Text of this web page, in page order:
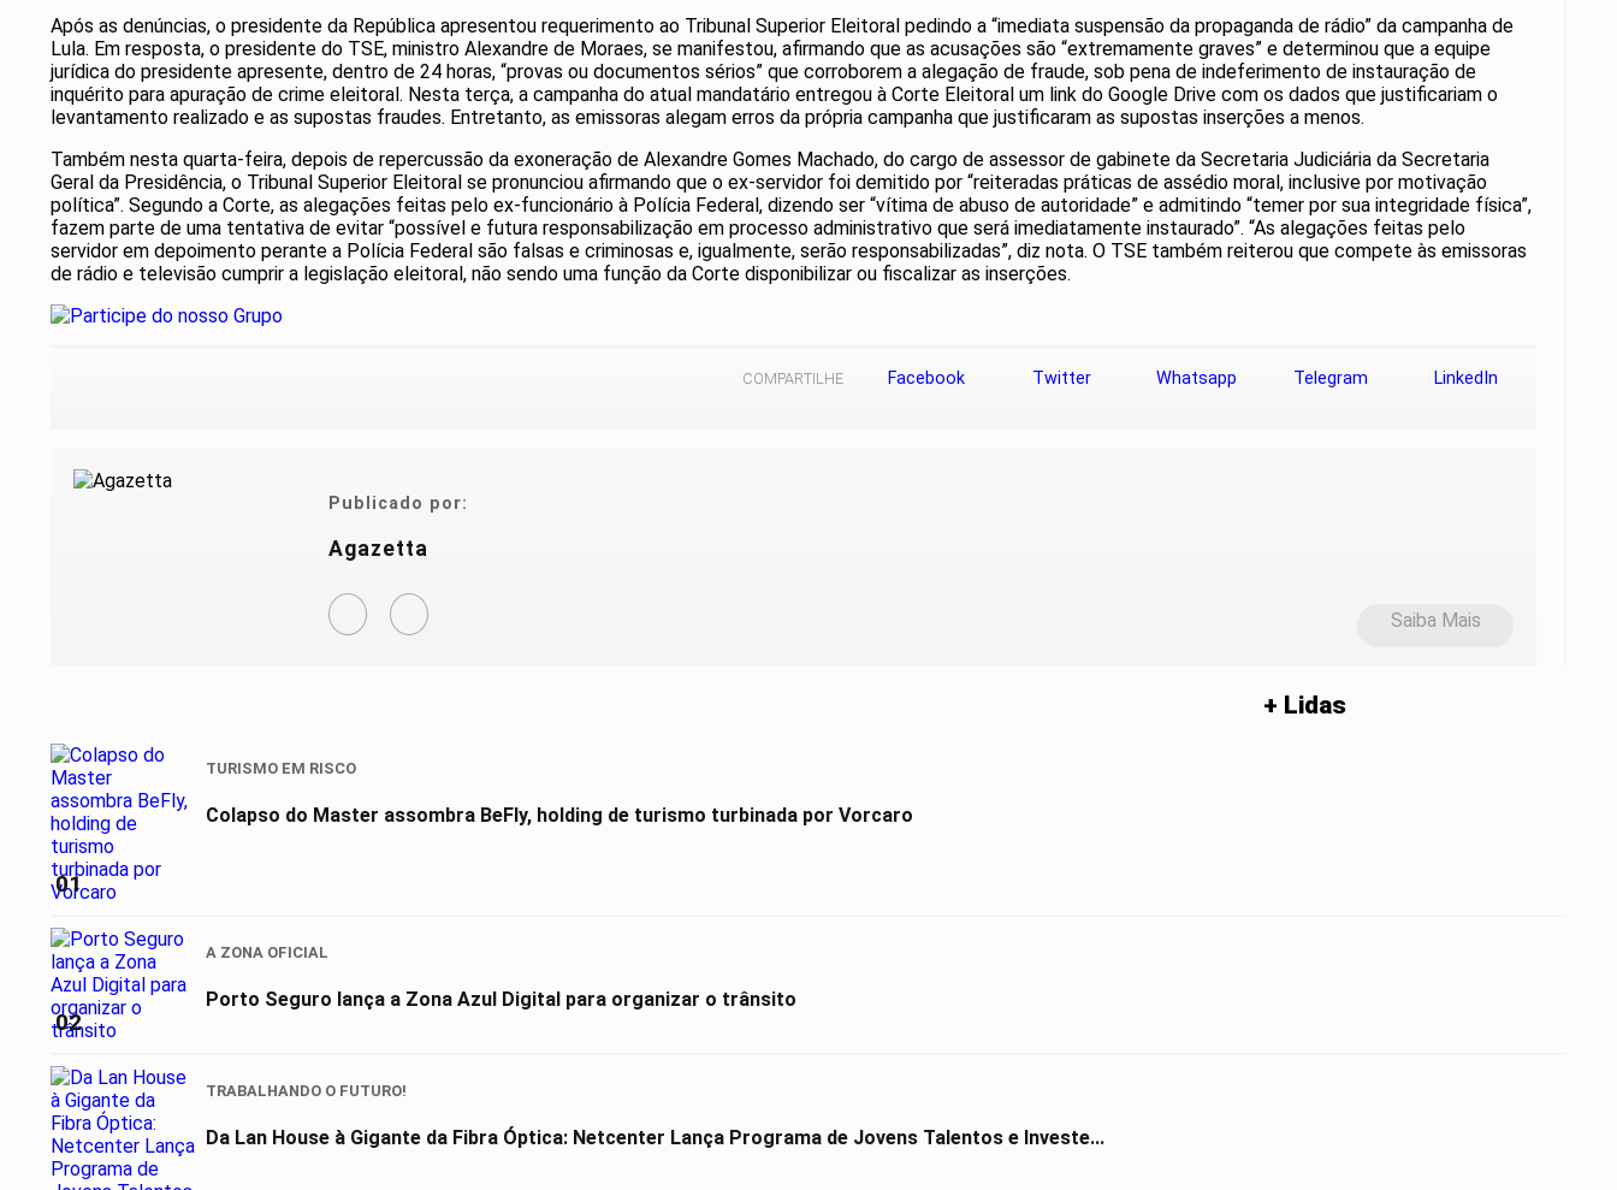
Após as denúncias, o presidente da República apresentou requerimento ao Tribunal Superior Eleitoral pedindo a “imediata suspensão da propaganda de rádio” da campanha de
Lula. Em resposta, o presidente do TSE, ministro Alexandre de Moraes, se manifestou, afirmando que as acusações são “extremamente graves” e determinou que a equipe
jurídica do presidente apresente, dentro de 24 horas, “provas ou documentos sérios” que corroborem a alegação de fraude, sob pena de indeferimento de instauração de
inquérito para apuração de crime eleitoral. Nesta terça, a campanha do atual mandatário entregou à Corte Eleitoral um link do Google Drive com os dados que justificariam o
levantamento realizado e as supostas fraudes. Entretanto, as emissoras alegam erros da própria campanha que justificaram as supostas inserções a menos.
Também nesta quarta-feira, depois de repercussão da exoneração de Alexandre Gomes Machado, do cargo de assessor de gabinete da Secretaria Judiciária da Secretaria
Geral da Presidência, o Tribunal Superior Eleitoral se pronunciou afirmando que o ex-servidor foi demitido por “reiteradas práticas de assédio moral, inclusive por motivação
política”. Segundo a Corte, as alegações feitas pelo ex-funcionário à Polícia Federal, dizendo ser “vítima de abuso de autoridade” e admitindo “temer por sua integridade física”,
fazem parte de uma tentativa de evitar “possível e futura responsabilização em processo administrativo que será imediatamente instaurado”. “As alegações feitas pelo
servidor em depoimento perante a Polícia Federal são falsas e criminosas e, igualmente, serão responsabilizadas”, diz nota. O TSE também reiterou que compete às emissoras
de rádio e televisão cumprir a legislação eleitoral, não sendo uma função da Corte disponibilizar ou fiscalizar as inserções.
COMPARTILHE Facebook Twitter Whatsapp Telegram LinkedIn
Publicado por:
Agazetta
Saiba Mais
+ Lidas
01
TURISMO EM RISCO
Colapso do Master assombra BeFly, holding de turismo turbinada por Vorcaro
02
A ZONA OFICIAL
Porto Seguro lança a Zona Azul Digital para organizar o trânsito
TRABALHANDO O FUTURO!
Da Lan House à Gigante da Fibra Óptica: Netcenter Lança Programa de Jovens Talentos e Investe...